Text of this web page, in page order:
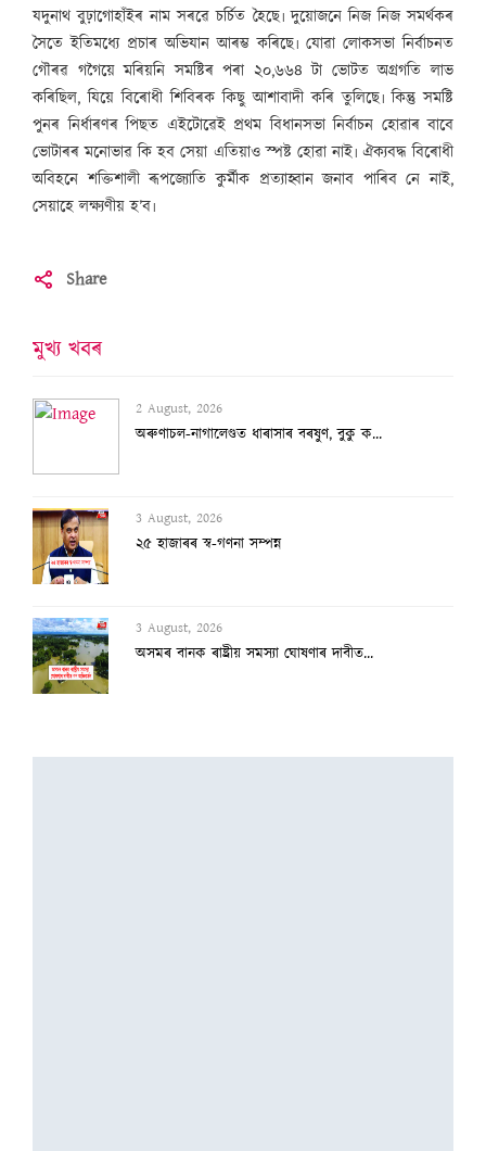
যদুনাথ বুঢ়াগোহাঁইৰ নাম সৰৱে চৰ্চিত হৈছে৷ দুয়োজনে নিজ নিজ সমৰ্থকৰ
সৈতে ইতিমধ্যে প্ৰচাৰ অভিযান আৰম্ভ কৰিছে৷ যোৱা লোকসভা নিৰ্বাচনত
গৌৰৱ গগৈয়ে মৰিয়নি সমষ্টিৰ পৰা ২০,৬৬৪ টা ভোটত অগ্ৰগতি লাভ
কৰিছিল, যিয়ে বিৰোধী শিবিৰক কিছু আশাবাদী কৰি তুলিছে৷ কিন্তু সমষ্টি
পুনৰ নিৰ্ধাৰণৰ পিছত এইটোৱেই প্ৰথম বিধানসভা নিৰ্বাচন হোৱাৰ বাবে
ভোটাৰৰ মনোভাৱ কি হব সেয়া এতিয়াও স্পষ্ট হোৱা নাই৷ ঐক্যবদ্ধ বিৰোধী
অবিহনে শক্তিশালী ৰূপজ্যোতি কুৰ্মীক প্ৰত্যাহ্বান জনাব পাৰিব নে নাই,
সেয়াহে লক্ষ্যণীয় হ’ব৷
Share
মুখ্য খবৰ
2 August, 2026
অৰুণাচল-নাগালেণ্ডত ধাৰাসাৰ বৰষুণ, বুকু ক...
3 August, 2026
২৫ হাজাৰৰ স্ব-গণনা সম্পন্ন
3 August, 2026
অসমৰ বানক ৰাষ্ট্ৰীয় সমস্যা ঘোষণাৰ দাবীত...
বানাক্ৰান্তক ১০ লাখ টকাকৈ নিদিলে মুখ্যমন...